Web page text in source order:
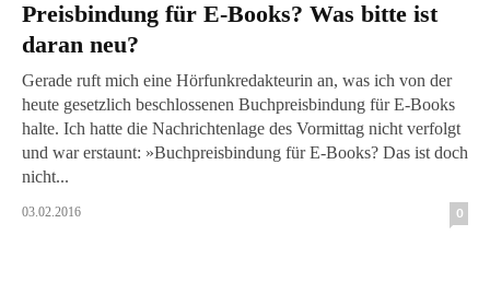
Preisbindung für E-Books? Was bitte ist
daran neu?
Gerade ruft mich eine Hörfunkredakteurin an, was ich von der
heute gesetzlich beschlossenen Buchpreisbindung für E-Books
halte. Ich hatte die Nachrichtenlage des Vormittag nicht verfolgt
und war erstaunt: »Buchpreisbindung für E-Books? Das ist doch
nicht...
03.02.2016 0